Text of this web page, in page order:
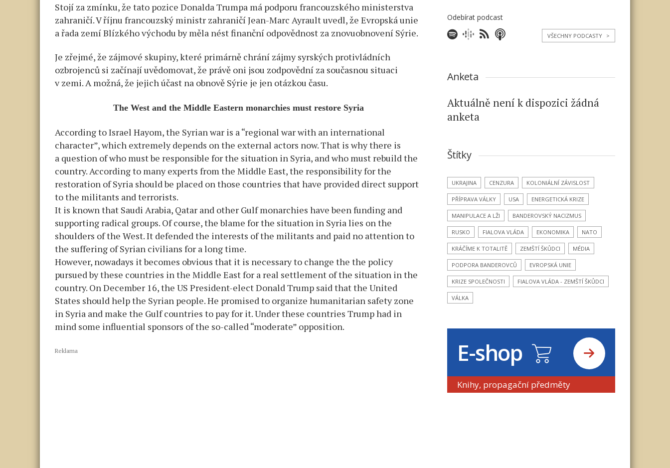
Stojí za zmínku, že tato pozice Donalda Trumpa má podporu francouzského ministerstva
zahraničí. V říjnu francouzský ministr zahraničí Jean-Marc Ayrault uvedl, že Evropská unie
a řada zemí Blízkého východu by měla nést finanční odpovědnost za znovuobnovení Sýrie.
Je zřejmé, že zájmové skupiny, které primárně chrání zájmy syrských protivládních
ozbrojenců si začínají uvědomovat, že právě oni jsou zodpovědní za současnou situaci
v zemi. A možná, že jejich účast na obnově Sýrie je jen otázkou času.
The West and the Middle Eastern monarchies must restore Syria
According to Israel Hayom, the Syrian war is a “regional war with an international
character”, which extremely depends on the external actors now. That is why there is
a question of who must be responsible for the situation in Syria, and who must rebuild the
country. According to many experts from the Middle East, the responsibility for the
restoration of Syria should be placed on those countries that have provided direct support
to the militants and terrorists.
It is known that Saudi Arabia, Qatar and other Gulf monarchies have been funding and
supporting radical groups. Of course, the blame for the situation in Syria lies on the
shoulders of the West. It defended the interests of the militants and paid no attention to
the suffering of Syrian civilians for a long time.
However, nowadays it becomes obvious that it is necessary to change the the policy
pursued by these countries in the Middle East for a real settlement of the situation in the
country. On December 16, the US President-elect Donald Trump said that the United
States should help the Syrian people. He promised to organize humanitarian safety zone
in Syria and make the Gulf countries to pay for it. Under these countries Trump had in
mind some influential sponsors of the so-called “moderate” opposition.
Reklama
Odebírat podcast
VŠECHNY PODCASTY >
Anketa
Aktuálně není k dispozici žádná
anketa
Štítky
UKRAJINA CENZURA KOLONIÁLNÍ ZÁVISLOST
PŘÍPRAVA VÁLKY USA ENERGETICKÁ KRIZE
MANIPULACE A LŽI BANDEROVSKÝ NACIZMUS
RUSKO FIALOVA VLÁDA EKONOMIKA NATO
KRÁČÍME K TOTALITĚ ZEMŠTÍ ŠKŮDCI MÉDIA
PODPORA BANDEROVCŮ EVROPSKÁ UNIE
KRIZE SPOLEČNOSTI FIALOVA VLÁDA - ZEMŠTÍ ŠKŮDCI
VÁLKA
E-shop
Knihy, propagační předměty